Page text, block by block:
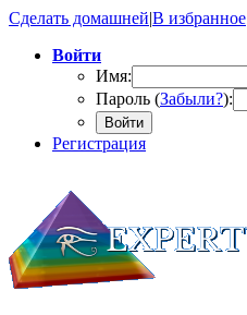
Сделать домашней|В избранное
Войти
Имя:
Пароль (Забыли?):
Войти
Регистрация